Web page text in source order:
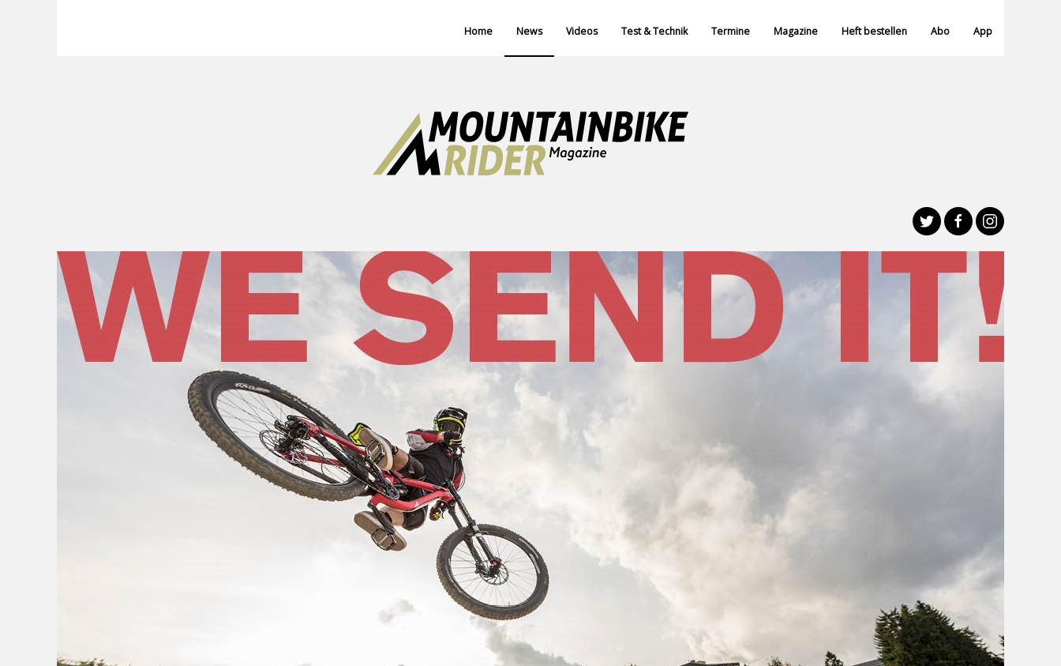
Home News Videos Test & Technik Termine Magazine Heft bestellen Abo App